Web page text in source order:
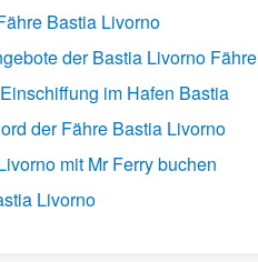
Bastia Livorno
der Bastia Livorno
im Hafen Bastia
der Fähre Bastia Livorno
mit Mr Ferry buchen
Livorno